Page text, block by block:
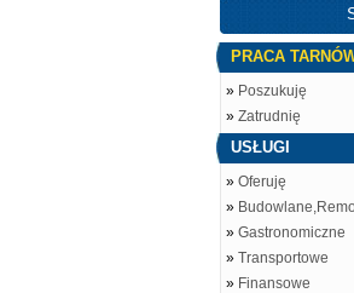
PRACA
» Poszukuję
» Zatrudnię
USŁUGI
» Oferuję
»
» Gastronomiczne
» Transportowe
» Finansowe